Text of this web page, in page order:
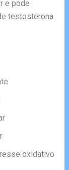
e pode
testosterona
oxidativo